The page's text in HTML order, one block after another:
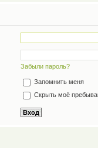
Забыли пароль?
Запомнить меня
Скрыть моё